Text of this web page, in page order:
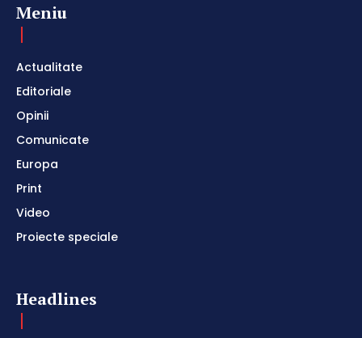
Meniu
Actualitate
Editoriale
Opinii
Comunicate
Europa
Print
Video
Proiecte speciale
Headlines